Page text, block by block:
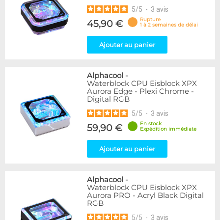
5/5 - 3 avis
45,90 €
Rupture
1 à 2 semaines de délai
Ajouter au panier
Alphacool -
Waterblock CPU Eisblock XPX
Aurora Edge - Plexi Chrome -
Digital RGB
5/5 - 3 avis
59,90 €
En stock
Expédition immédiate
Ajouter au panier
Alphacool -
Waterblock CPU Eisblock XPX
Aurora PRO - Acryl Black Digital
RGB
5/5 - 3 avis